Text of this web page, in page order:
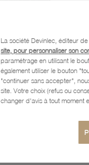
La société Devinlec, éditeur
site, pour personnaliser son
paramétrage en utilisant le
également utiliser le bouton
"continuer sans accepter",
site. Votre choix (refus ou
changer d'avis à tout moment